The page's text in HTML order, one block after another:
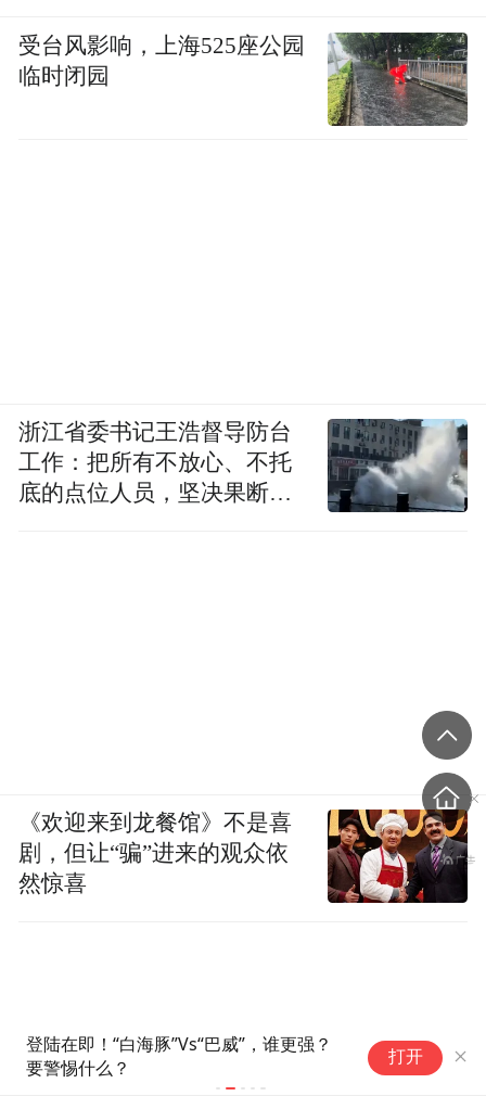
ST朗进：王绅宇辞去董事等职位 打开
受台风影响，上海525座公园
临时闭园
浙江省委书记王浩督导防台
工作：把所有不放心、不托
底的点位人员，坚决果断转
《欢迎来到龙餐馆》不是喜
剧，但让“骗”进来的观众依
然惊喜